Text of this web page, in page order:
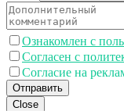
Ознакомлен с
Согласен с
Согласие на
Отправить
Close